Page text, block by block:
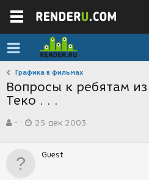
Графика в фильмах
Вопросы к ребятам
Теко . . .
в
р
-
а
25 дек 2003
Guest